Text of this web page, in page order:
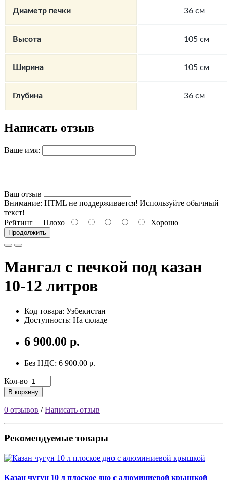
Диаметр печки 36 см
Высота 105 см
Ширина 105 см
Глубина 36 см
Написать отзыв
Ваше имя:
Ваш отзыв
Внимание: HTML не поддерживается! Используйте обычный
текст!
Рейтинг Плохо Хорошо
Продолжить
Мангал с печкой под казан
10-12 литров
Код товара: Узбекистан
Доступность: На складе
6 900.00 р.
Без НДС: 6 900.00 р.
Кол-во
В корзину
0 отзывов /Написать отзыв
Рекомендуемые товары
Казан чугун 10 л плоское дно с алюминиевой крышкой